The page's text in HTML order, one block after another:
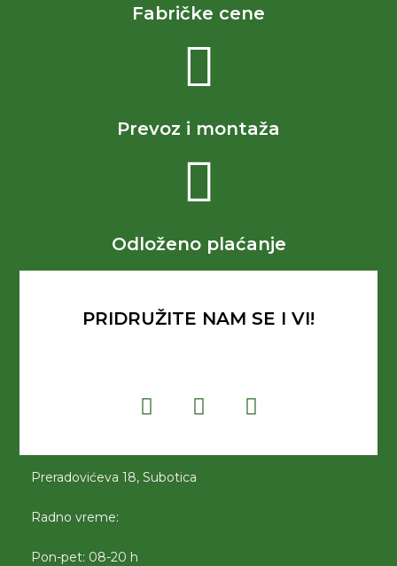
Fabričke cene
Prevoz i montaža
Odloženo plaćanje
PRIDRUŽITE NAM SE I VI!
Preradovićeva 18, Subotica
Radno vreme:
Pon-pet: 08-20 h